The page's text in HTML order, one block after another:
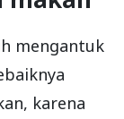
mengantuk
karena